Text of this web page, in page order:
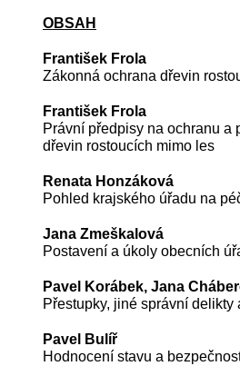
OBSAH
František Frola
Zákonná ochrana dřevin
František Frola
Právní předpisy na ochranu a
dřevin rostoucích mimo les
Renata Honzáková
Pohled krajského úřadu na
Jana Zmeškalová
Postavení a úkoly obecních
Pavel Korábek, Jana
Přestupky, jiné správní
Pavel Bulíř
Hodnocení stavu a